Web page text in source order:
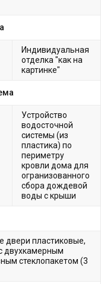
Индивидуальная
отделка "как на
картинке"
Устройство
водосточной
системы (из
пластика) по
периметру
кровли дома для
огранизованного
сбора дождевой
воды с крыши
двери пластиковые,
двухкамерным
стеклопакетом (3